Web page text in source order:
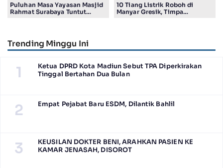
Puluhan Masa Yayasan Masjid
Rahmat Surabaya Tuntut
10 Tiang Listrik Roboh di
Manyar Gresik, Timpa
Trending Minggu Ini
1
Ketua DPRD Kota Madiun Sebut TPA Diperkirakan
Tinggal Bertahan Dua Bulan
2 Empat Pejabat Baru ESDM, Dilantik Bahlil
3
KEUSILAN DOKTER BENI, ARAHKAN PASIEN KE
KAMAR JENASAH, DISOROT